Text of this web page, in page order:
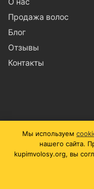
Продажа волос
Блог
Отзывы
Контакты
© 2018 - 2026
Мы используем
нашего сайта.
kupimvolosy.org, вы